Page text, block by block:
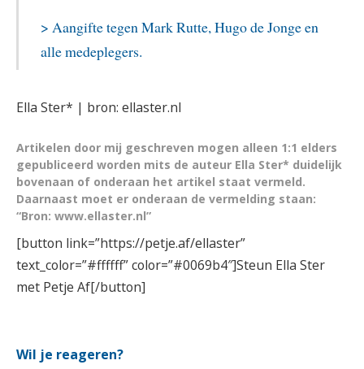
> Aangifte tegen Mark Rutte, Hugo de Jonge en
alle medeplegers.
Ella Ster* | bron: ellaster.nl
Artikelen door mij geschreven mogen alleen 1:1 elders
gepubliceerd worden mits de auteur Ella Ster* duidelijk
bovenaan of onderaan het artikel staat vermeld.
Daarnaast moet er onderaan de vermelding staan:
“Bron: www.ellaster.nl”
[button link=”https://petje.af/ellaster”
text_color=”#ffffff” color=”#0069b4″]Steun Ella Ster
met Petje Af[/button]
Wil je reageren?